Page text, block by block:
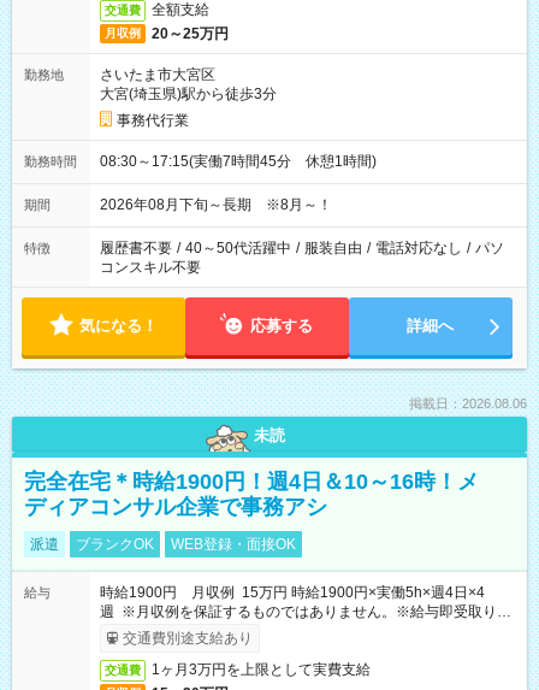
交通費 全額支給
月収例 20～25万円
勤務地
さいたま市大宮区
大宮(埼玉県)駅から徒歩3分
事務代行業
勤務時間 08:30～17:15(実働7時間45分 休憩1時間)
期間 2026年08月下旬～長期 ※8月～！
特徴 履歴書不要 / 40～50代活躍中 / 服装自由 / 電話対応なし / パソ
コンスキル不要
気になる！ 応募する 詳細へ
掲載日：2026.08.06
未読
完全在宅＊時給1900円！週4日＆10～16時！メ
ディアコンサル企業で事務アシ
派遣 ブランクOK WEB登録・面接OK
給与
時給1900円 月収例 15万円 時給1900円×実働5h×週4日×4
週 ※月収例を保証するものではありません。※給与即受取りサ
ービス利用可（利用条件有）
交通費別途支給あり
交通費 1ヶ月3万円を上限として実費支給